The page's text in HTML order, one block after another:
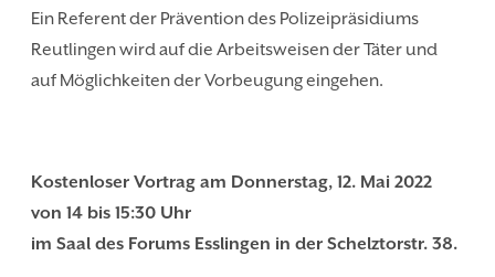
Ein Referent der Prävention des Polizeipräsidiums
Reutlingen wird auf die Arbeitsweisen der Täter und
auf Möglichkeiten der Vorbeugung eingehen.
Kostenloser Vortrag am Donnerstag, 12. Mai 2022
von 14 bis 15:30 Uhr
im Saal des Forums Esslingen in der Schelztorstr. 38.